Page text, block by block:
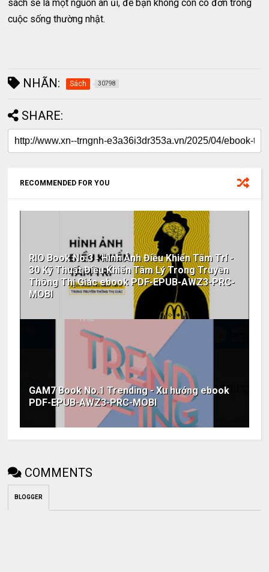
sách sẽ là một nguồn an ủi, để bạn không còn cô đơn trong
cuộc sống thường nhật.
NHÃN: Sách 30798
SHARE:
RECOMMENDED FOR YOU
RIO Book No.3 - Hình Ảnh Điều Khiển Tâm Trí -
30 Kỹ Thuật Điều Khiển Tâm Lý Trong Truyền
Thông Thị Giác ebook PDF-EPUB-AWZ3-PRC-
MOBI
GAM7 Book No.1 Trending - Xu hướng ebook
PDF-EPUB-AWZ3-PRC-MOBI
COMMENTS
BLOGGER